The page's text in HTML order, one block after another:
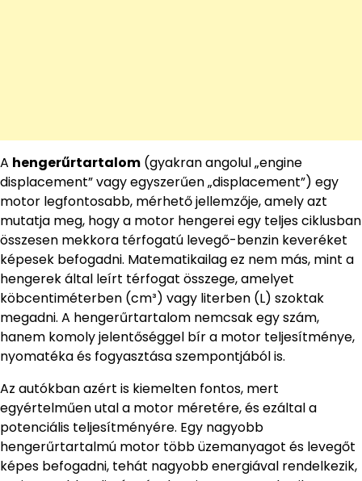
A hengerűrtartalom (gyakran angolul „engine
displacement” vagy egyszerűen „displacement”) egy
motor legfontosabb, mérhető jellemzője, amely azt
mutatja meg, hogy a motor hengerei egy teljes ciklusban
összesen mekkora térfogatú levegő-benzin keveréket
képesek befogadni. Matematikailag ez nem más, mint a
hengerek által leírt térfogat összege, amelyet
köbcentiméterben (cm³) vagy literben (L) szoktak
megadni. A hengerűrtartalom nemcsak egy szám,
hanem komoly jelentőséggel bír a motor teljesítménye,
nyomatéka és fogyasztása szempontjából is.
Az autókban azért is kiemelten fontos, mert
egyértelműen utal a motor méretére, és ezáltal a
potenciális teljesítményére. Egy nagyobb
hengerűrtartalmú motor több üzemanyagot és levegőt
képes befogadni, tehát nagyobb energiával rendelkezik,